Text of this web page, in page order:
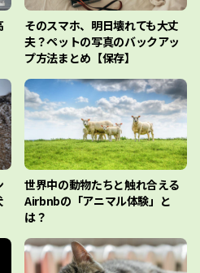
そのスマホ、明日壊れても大丈
夫？ペットの写真のバックアッ
プ方法まとめ【保存】
世界中の動物たちと触れ合える
Airbnbの「アニマル体験」と
は？